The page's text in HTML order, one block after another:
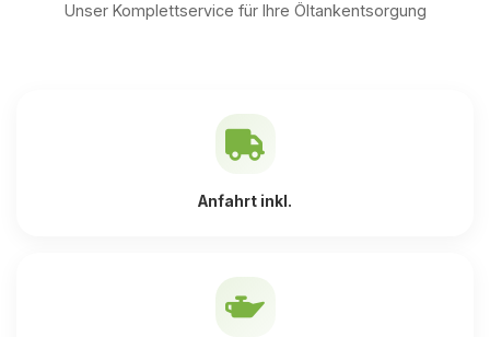
Unser Komplettservice für Ihre Öltankentsorgung
Anfahrt inkl.